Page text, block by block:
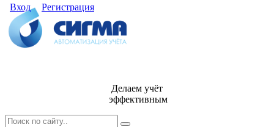
Вход Регистрация
Делаем учёт
эффективным